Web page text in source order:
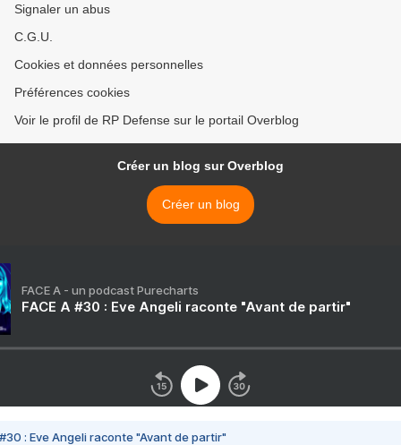
Signaler un abus
C.G.U.
Cookies et données personnelles
Préférences cookies
Voir le profil de RP Defense sur le portail Overblog
Créer un blog sur Overblog
Créer un blog
FACE A - un podcast Purecharts
FACE A #30 : Eve Angeli raconte "Avant de partir"
#30 : Eve Angeli raconte "Avant de partir"